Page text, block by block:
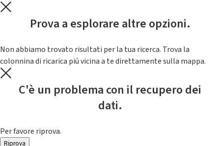
Prova a esplorare altre opzioni.
Non abbiamo trovato risultati per la tua ricerca. Trova la
colonnina di ricarica piú vicina a te direttamente sulla mappa.
C'è un problema con il recupero dei
dati.
Per favore riprova.
Riprova